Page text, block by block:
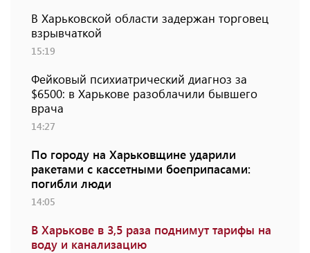
В Харьковской области задержан торговец
взрывчаткой
15:19
Фейковый психиатрический диагноз за
$6500: в Харькове разоблачили бывшего
врача
14:27
По городу на Харьковщине ударили
ракетами с кассетными боеприпасами:
погибли люди
14:05
В Харькове в 3,5 раза поднимут тарифы на
воду и канализацию